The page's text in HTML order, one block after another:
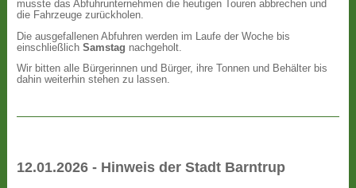
musste das Abfuhrunternehmen die heutigen Touren abbrechen und
die Fahrzeuge zurückholen.
Die ausgefallenen Abfuhren werden im Laufe der Woche bis
einschließlichSamstag nachgeholt.
Wir bitten alle Bürgerinnen und Bürger, ihre Tonnen und Behälter bis
dahin weiterhin stehen zu lassen.
12.01.2026 - Hinweis der Stadt Barntrup